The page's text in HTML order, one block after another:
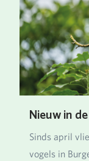
Nieuw in
Sinds april
vogels in